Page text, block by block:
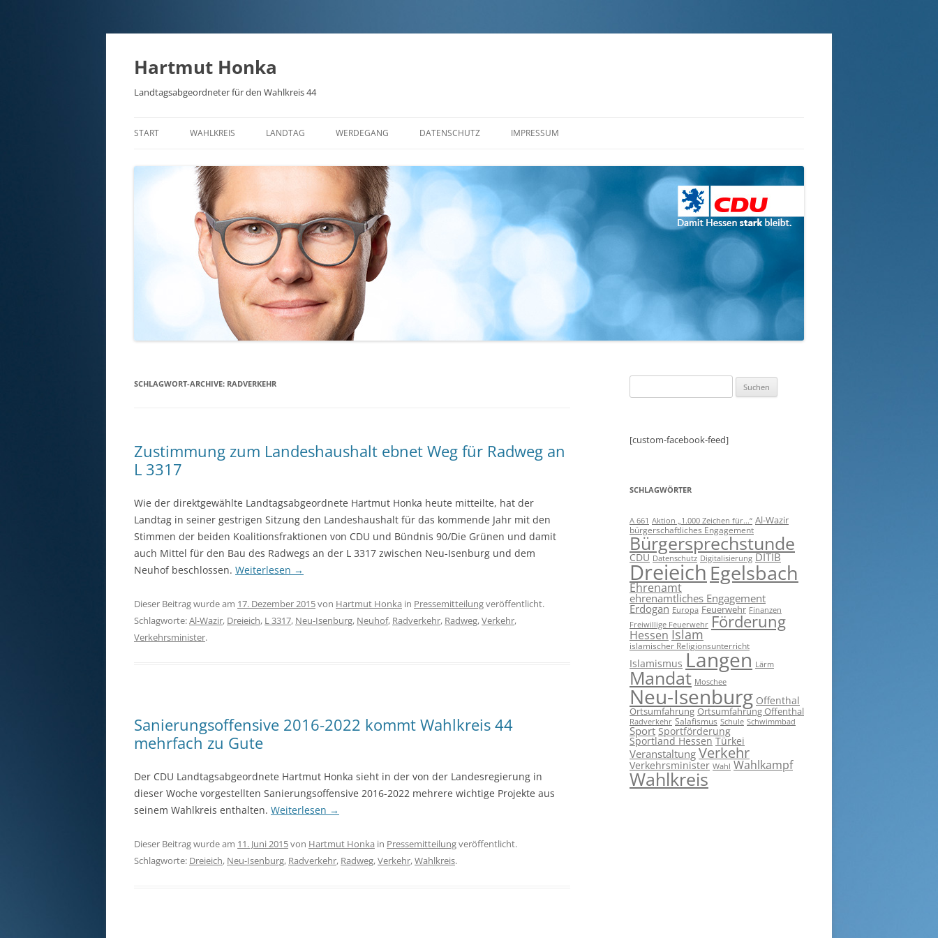
Hartmut Honka
Landtagsabgeordneter für den Wahlkreis 44
Inhalt
START WAHLKREIS LANDTAG WERDEGANG DATENSCHUTZ IMPRESSUM
SCHLAGWORT-ARCHIVE: RADVERKEHR
Zustimmung zum Landeshaushalt ebnet Weg für Radweg an
L 3317
Wie der direktgewählte Landtagsabgeordnete Hartmut Honka heute mitteilte, hat der
Landtag in seiner gestrigen Sitzung den Landeshaushalt für das kommende Jahr mit den
Stimmen der beiden Koalitionsfraktionen von CDU und Bündnis 90/Die Grünen und damit
auch Mittel für den Bau des Radwegs an der L 3317 zwischen Neu-Isenburg und dem
Neuhof beschlossen. Weiterlesen →
Dieser Beitrag wurde am 17. Dezember 2015von Hartmut Honka in Pressemitteilungveröffentlicht.
Schlagworte:Al-Wazir, Dreieich, L 3317, Neu-Isenburg, Neuhof, Radverkehr, Radweg,Verkehr,
Verkehrsminister.
Sanierungsoffensive 2016-2022 kommt Wahlkreis 44
mehrfach zu Gute
Der CDU Landtagsabgeordnete Hartmut Honka sieht in der von der Landesregierung in
dieser Woche vorgestellten Sanierungsoffensive 2016-2022 mehrere wichtige Projekte aus
seinem Wahlkreis enthalten. Weiterlesen →
Dieser Beitrag wurde am 11. Juni 2015von Hartmut Honka in Pressemitteilungveröffentlicht.
Schlagworte: Dreieich, Neu-Isenburg, Radverkehr, Radweg,Verkehr,Wahlkreis.
nach:
[custom-facebook-feed]
SCHLAGWÖRTER
A 661 Aktion „1.000 Zeichen für...“ Al-Wazir
bürgerschaftliches Engagement
Bürgersprechstunde
CDU Datenschutz Digitalisierung DITIB
Dreieich Egelsbach
Ehrenamt
ehrenamtliches Engagement
Erdogan Europa Feuerwehr Finanzen
Freiwillige Feuerwehr Förderung
Hessen Islam
islamischer Religionsunterricht
Islamismus Langen Lärm
Mandat Moschee
Neu-Isenburg Offenthal
Ortsumfahrung Ortsumfahrung Offenthal
Radverkehr Salafismus Schule Schwimmbad
Sport Sportförderung
Sportland Hessen Türkei
Veranstaltung Verkehr
Verkehrsminister Wahl Wahlkampf
Wahlkreis